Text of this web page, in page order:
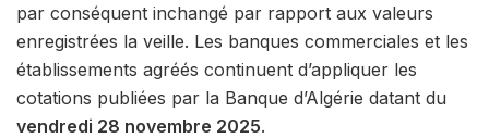
par conséquent inchangé par rapport aux valeurs
enregistrées la veille. Les banques commerciales et les
établissements agréés continuent d’appliquer les
cotations publiées par la Banque d’Algérie datant du
vendredi 28 novembre 2025.